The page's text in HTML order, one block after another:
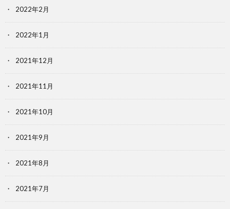
2022年2月
2022年1月
2021年12月
2021年11月
2021年10月
2021年9月
2021年8月
2021年7月